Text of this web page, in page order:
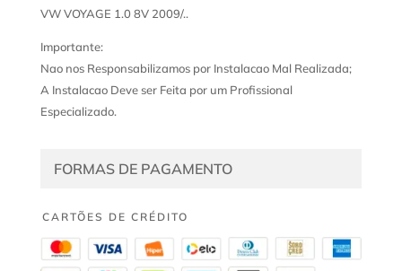
VW VOYAGE 1.0 8V 2009/..
Importante:
Nao nos Responsabilizamos por Instalacao Mal Realizada;
A Instalacao Deve ser Feita por um Profissional
Especializado.
FORMAS DE PAGAMENTO
CARTÕES DE CRÉDITO